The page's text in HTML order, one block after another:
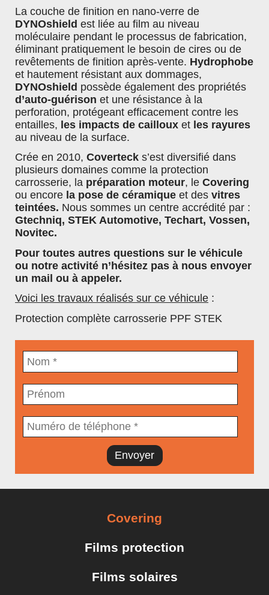
Intérieur
Cuirs
Tissus & Moquettes
Plastiques intérieur
Senteur / parfums intérieur
Vitres
Nettoyant vitres
Accessoires
Gant de nettoyage
Microfibres
Nettoyant tout surfaces
Alcool / Dégraissant (IPA)
La couche de finition en nano-verre de
DYNOshield est liée au film au niveau
moléculaire pendant le processus de fabrication,
éliminant pratiquement le besoin de cires ou de
revêtements de finition après-vente. Hydrophobe
et hautement résistant aux dommages,
DYNOshield possède également des propriétés
d’auto-guérison et une résistance à la
perforation, protégeant efficacement contre les
entailles, les impacts de cailloux et les rayures
au niveau de la surface.
Crée en 2010, Coverteck s’est diversifié dans
plusieurs domaines comme la protection
carrosserie, la préparation moteur, le Covering
ou encore la pose de céramique et des vitres
teintées. Nous sommes un centre accrédité par :
Gtechniq, STEK Automotive, Techart, Vossen,
Novitec.
Pour toutes autres questions sur le véhicule
ou notre activité n’hésitez pas à nous envoyer
un mail ou à appeler.
Voici les travaux réalisés sur ce véhicule :
Protection complète carrosserie PPF STEK
Envoyer
Covering
Films protection
Films solaires